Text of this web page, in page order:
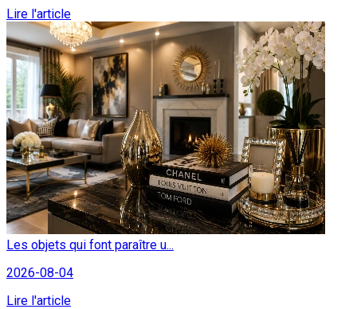
Lire l'article
Les objets qui font paraître u...
2026-08-04
Lire l'article